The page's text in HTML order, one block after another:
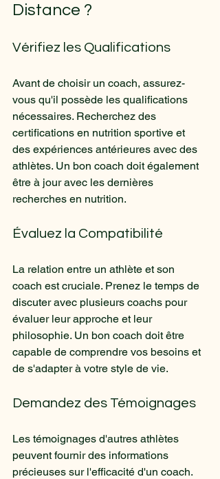
Distance ?
Vérifiez les Qualifications
Avant de choisir un coach, assurez-
vous qu'il possède les qualifications
nécessaires. Recherchez des
certifications en nutrition sportive et
des expériences antérieures avec des
athlètes. Un bon coach doit également
être à jour avec les dernières
recherches en nutrition.
Évaluez la Compatibilité
La relation entre un athlète et son
coach est cruciale. Prenez le temps de
discuter avec plusieurs coachs pour
évaluer leur approche et leur
philosophie. Un bon coach doit être
capable de comprendre vos besoins et
de s'adapter à votre style de vie.
Demandez des Témoignages
Les témoignages d'autres athlètes
peuvent fournir des informations
précieuses sur l'efficacité d'un coach.